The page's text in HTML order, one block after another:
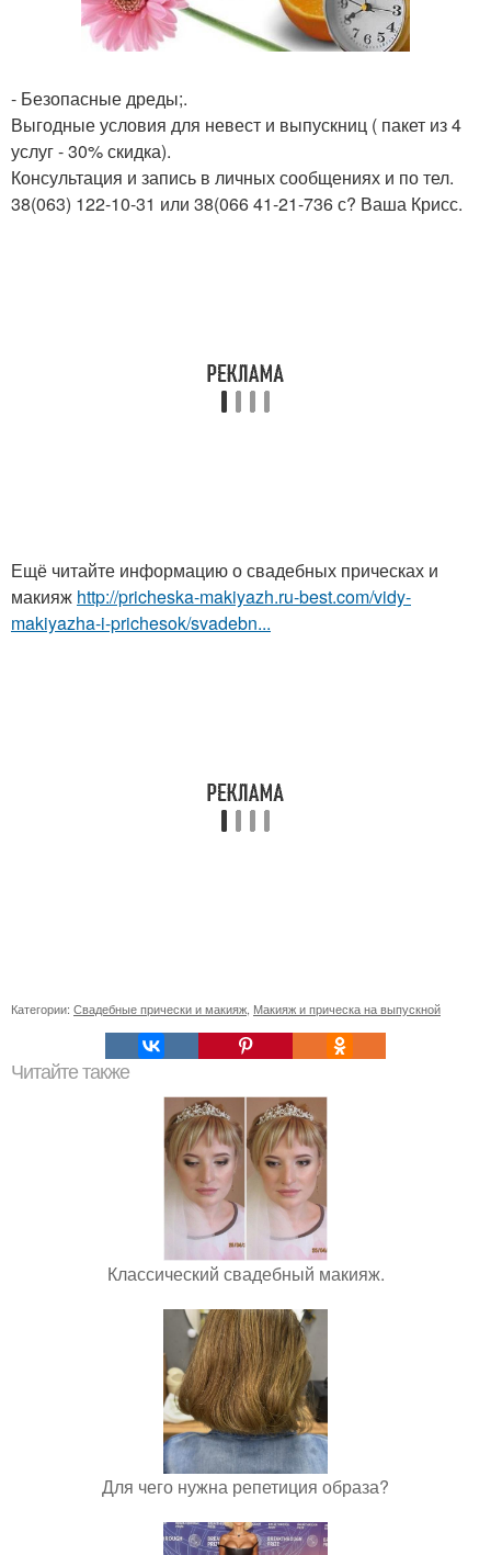
- Безопасные дреды;.
Выгодные условия для невест и выпускниц ( пакет из 4
услуг - 30% скидка).
Консультация и запись в личных сообщениях и по тел.
38(063) 122-10-31 или 38(066 41-21-736 с? Ваша Крисс.
Ещё читайте информацию о свадебных прическах и
макияж http://pricheska-makiyazh.ru-best.com/vidy-
makiyazha-i-prichesok/svadebn...
Категории: Свадебные прически и макияж Макияж и прическа на выпускной
Читайте также
Классический свадебный макияж.
Для чего нужна репетиция образа?